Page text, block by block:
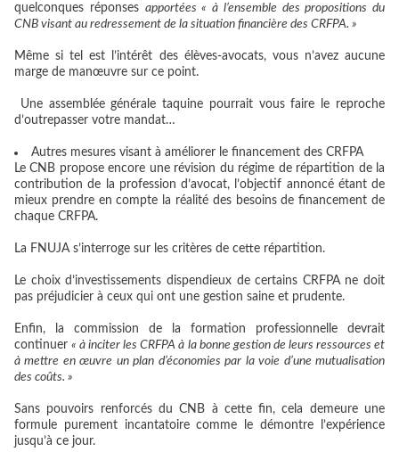
quelconques réponses apportées « à l’ensemble des propositions du
CNB visant au redressement de la situation financière des CRFPA. »
Même si tel est l’intérêt des élèves-avocats, vous n’avez aucune
marge de manœuvre sur ce point.
Une assemblée générale taquine pourrait vous faire le reproche
d’outrepasser votre mandat…
Autres mesures visant à améliorer le financement des CRFPA
Le CNB propose encore une révision du régime de répartition de la
contribution de la profession d’avocat, l’objectif annoncé étant de
mieux prendre en compte la réalité des besoins de financement de
chaque CRFPA.
La FNUJA s’interroge sur les critères de cette répartition.
Le choix d’investissements dispendieux de certains CRFPA ne doit
pas préjudicier à ceux qui ont une gestion saine et prudente.
Enfin, la commission de la formation professionnelle devrait
continuer« à inciter les CRFPA à la bonne gestion de leurs ressources et
à mettre en œuvre un plan d’économies par la voie d’une mutualisation
des coûts. »
Sans pouvoirs renforcés du CNB à cette fin, cela demeure une
formule purement incantatoire comme le démontre l’expérience
jusqu’à ce jour.